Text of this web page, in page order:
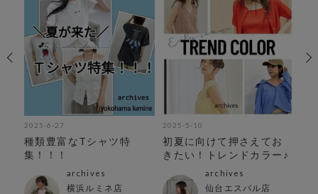
2025-6-27
種類豊富なTシャツ特
集！！！
archives
横浜ルミネ店
2025-5-10
初夏に向けて押さえてお
きたい！トレンドカラー♪
archives
仙台エスパル店